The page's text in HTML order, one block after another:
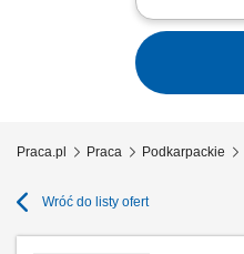
Praca.pl Praca Podkarpackie
Wróć do listy ofert